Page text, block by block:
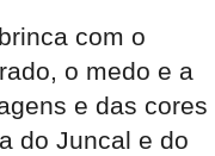
com o
o medo e a
e das cores
do Juncal e do